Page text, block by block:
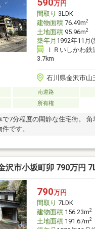
万円
間取り 3LDK
建物面積76.49m2
土地面積95.96m2
築年月 1992年11月
ＩＲいしかわ
3.7km
石川県金沢市山
南道路
所有権
で7分程度の閑静な住宅街。 角
です。
沢市小坂町卯 790万円
790万円
間取り 7LDK
建物面積156.23m2
土地面積191.67m2